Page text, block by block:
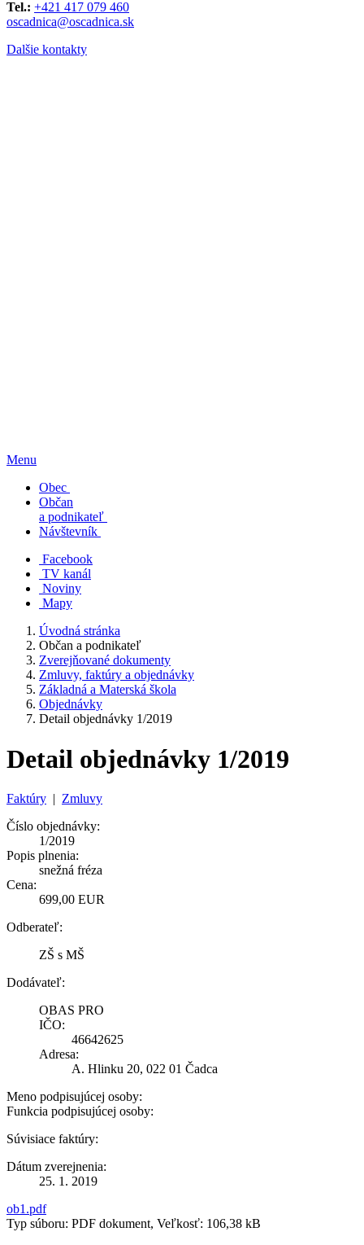
Tel.: +421 417 079 460
oscadnica@oscadnica.sk
Dalšie kontakty
Menu
Obec
Občan
a podnikateľ
Návštevník
Facebook
TV kanál
Noviny
Mapy
Úvodná stránka
Občan a podnikateľ
Zverejňované dokumenty
Zmluvy, faktúry a objednávky
Základná a Materská škola
Objednávky
Detail objednávky 1/2019
Detail objednávky 1/2019
Faktúry | Zmluvy
Číslo objednávky:
1/2019
Popis plnenia:
snežná fréza
Cena:
699,00 EUR
Odberateľ:
ZŠ s MŠ
Dodávateľ:
OBAS PRO
IČO:
46642625
Adresa:
A. Hlinku 20, 022 01 Čadca
Meno podpisujúcej osoby:
Funkcia podpisujúcej osoby:
Súvisiace faktúry:
Dátum zverejnenia:
25. 1. 2019
ob1.pdf
Typ súboru: PDF dokument, Veľkosť: 106,38 kB